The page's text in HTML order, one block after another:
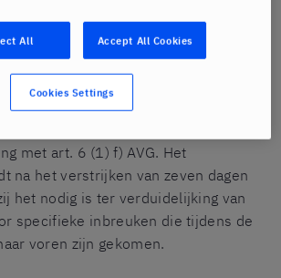
(de eerder bezochte website ), uw
provider. Dit is
van de website te waarborgen.
gegevens dienovereenkomstig op
met art. 6 (1) f) AVG. Het
na het verstrijken van zeven dagen
het nodig is ter verduidelijking van
specifieke inbreuken die tijdens de
voren zijn gekomen.
All Accept All Cookies
Cookies Settings